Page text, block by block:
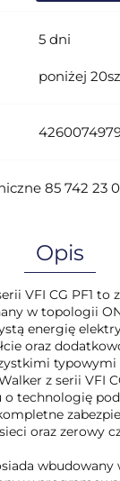
5 dni
poniżej
85 742 23
Opis
VFI CG PF1 to
w topologii
energię
oraz
z serii VFI
o technologię
oraz zerowy
wbudowany